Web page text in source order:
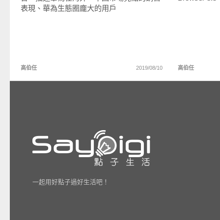
表現、華為生態圈龐大的用戶
高伯任 2019/08/10 高伯任
一起用好點子過好生活吧！